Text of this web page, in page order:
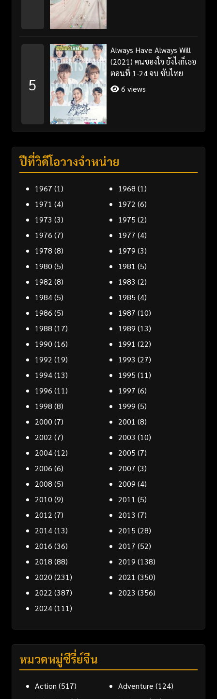
5
Always Have Always Will
(2021) คนของใจ ยังไงก็เธอ
ตอนที่ 1-24 จบ ซับไทย
6 views
ปีที่วิดีโอวางจำหน่าย
1967 (1) 1968 (1)
1971 (4) 1972 (6)
1973 (3) 1975 (2)
1976 (7) 1977 (4)
1978 (8) 1979 (3)
1980 (5) 1981 (5)
1982 (8) 1983 (2)
1984(5) 1985 (4)
1986 (5) 1987 (10)
1988 (17) 1989 (13)
1990 (16) 1991 (22)
1992 (19) 1993 (27)
1994(13) 1995 (11)
1996 (11) 1997 (6)
1998 (8) 1999 (5)
2000 (7) 2001 (8)
2002 (7) 2003 (10)
2004(12) 2005 (7)
2006 (6) 2007 (3)
2008 (5) 2009 (4)
2010 (9) 2011 (5)
2012 (7) 2013 (7)
2014(13) 2015 (28)
2016 (36) 2017 (52)
2018 (88) 2019 (138)
2020 (231) 2021 (350)
2022 (387) 2023 (356)
2024(111)
หมวดหมู่ซีรี่ย์จีน
Action (517) Adventure (124)